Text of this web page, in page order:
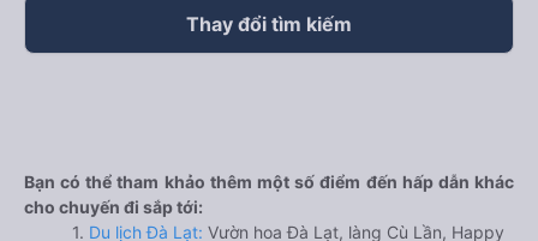
Thay đổi tìm kiếm
Bạn có thể tham khảo thêm một số điểm đến hấp dẫn khác
cho chuyến đi sắp tới:
1. Du lịch Đà Lạt: Vườn hoa Đà Lạt, làng Cù Lần, Happy